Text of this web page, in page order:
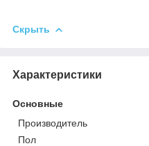
Скрыть
Характеристики
Основные
Производитель
Пол